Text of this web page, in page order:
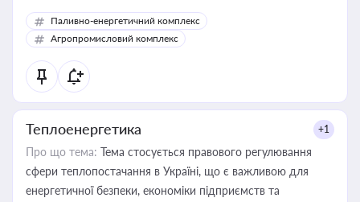
Паливно-енергетичний комплекс
Агропромисловий комплекс
Теплоенергетика +1
Про що тема: Тема стосується правового регулювання
сфери теплопостачання в Україні, що є важливою для
енергетичної безпеки, економіки підприємств та